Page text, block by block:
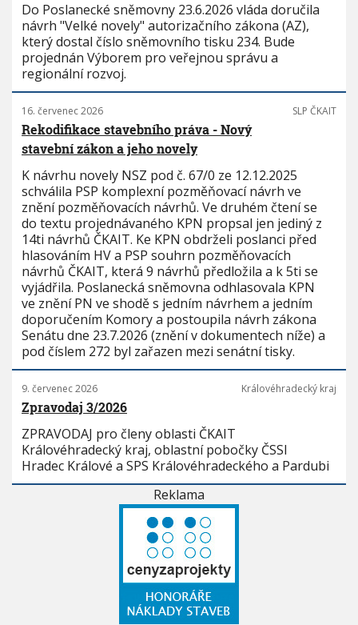
Do Poslanecké sněmovny 23.6.2026 vláda doručila
návrh "Velké novely" autorizačního zákona (AZ),
který dostal číslo sněmovního tisku 234. Bude
projednán Výborem pro veřejnou správu a
regionální rozvoj.
16. červenec 2026 SLP ČKAIT
Rekodifikace stavebního práva - Nový
stavební zákon a jeho novely
K návrhu novely NSZ pod č. 67/0 ze 12.12.2025
schválila PSP komplexní pozměňovací návrh ve
znění pozměňovacích návrhů. Ve druhém čtení se
do textu projednávaného KPN propsal jen jediný z
14ti návrhů ČKAIT. Ke KPN obdrželi poslanci před
hlasováním HV a PSP souhrn pozměňovacích
návrhů ČKAIT, která 9 návrhů předložila a k 5ti se
vyjádřila. Poslanecká sněmovna odhlasovala KPN
ve znění PN ve shodě s jedním návrhem a jedním
doporučením Komory a postoupila návrh zákona
Senátu dne 23.7.2026 (znění v dokumentech níže) a
pod číslem 272 byl zařazen mezi senátní tisky.
9. červenec 2026 Královéhradecký kraj
Zpravodaj 3/2026
ZPRAVODAJ pro členy oblasti ČKAIT
Královéhradecký kraj, oblastní pobočky ČSSI
Hradec Králové a SPS Královéhradeckého a Pardubi
Reklama